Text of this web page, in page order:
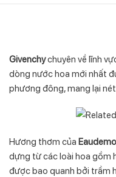
Givenchychuyên về lĩnh
dòng nước hoa mới nhất
phương đông, mang lại
Hương thơm của
dựng từ các loài hoa gồm
được bao quanh bởi trầm